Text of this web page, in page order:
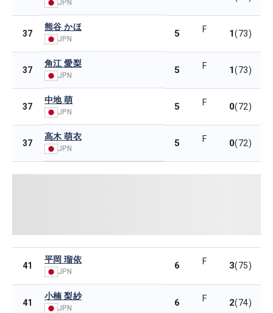
JPN
37
熊谷 かほ
JPN 5 F 1(73)
37
角江 愛梨
JPN 5 F 1(73)
37
中地 萌
JPN 5 F 0(72)
37
高木 萌衣
JPN 5 F 0(72)
41
平岡 瑠依
JPN
6 F 3(75)
41
小楠 梨紗
JPN 6 F 2(74)